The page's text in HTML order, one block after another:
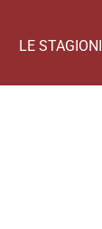
LE STAGIONI